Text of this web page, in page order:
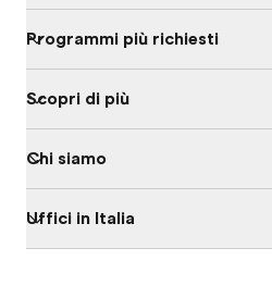
Programmi più richiesti
Scopri di più
Chi siamo
Uffici in Italia